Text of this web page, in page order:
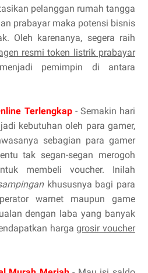
pelanggan rumah tangga
prabayar maka potensi bisnis
Oleh karenanya, segera raih
resmi token listrik prabayar
pemimpin di antara
Terlengkap- Semakin hari
kebutuhan oleh para gamer,
sebagian para gamer
tak segan-segan merogoh
membeli voucher. Inilah
khususnya bagi para
warnet maupun game
dengan laba yang banyak
hargagrosir voucher